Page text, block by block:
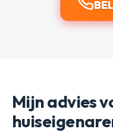
Mijn advies